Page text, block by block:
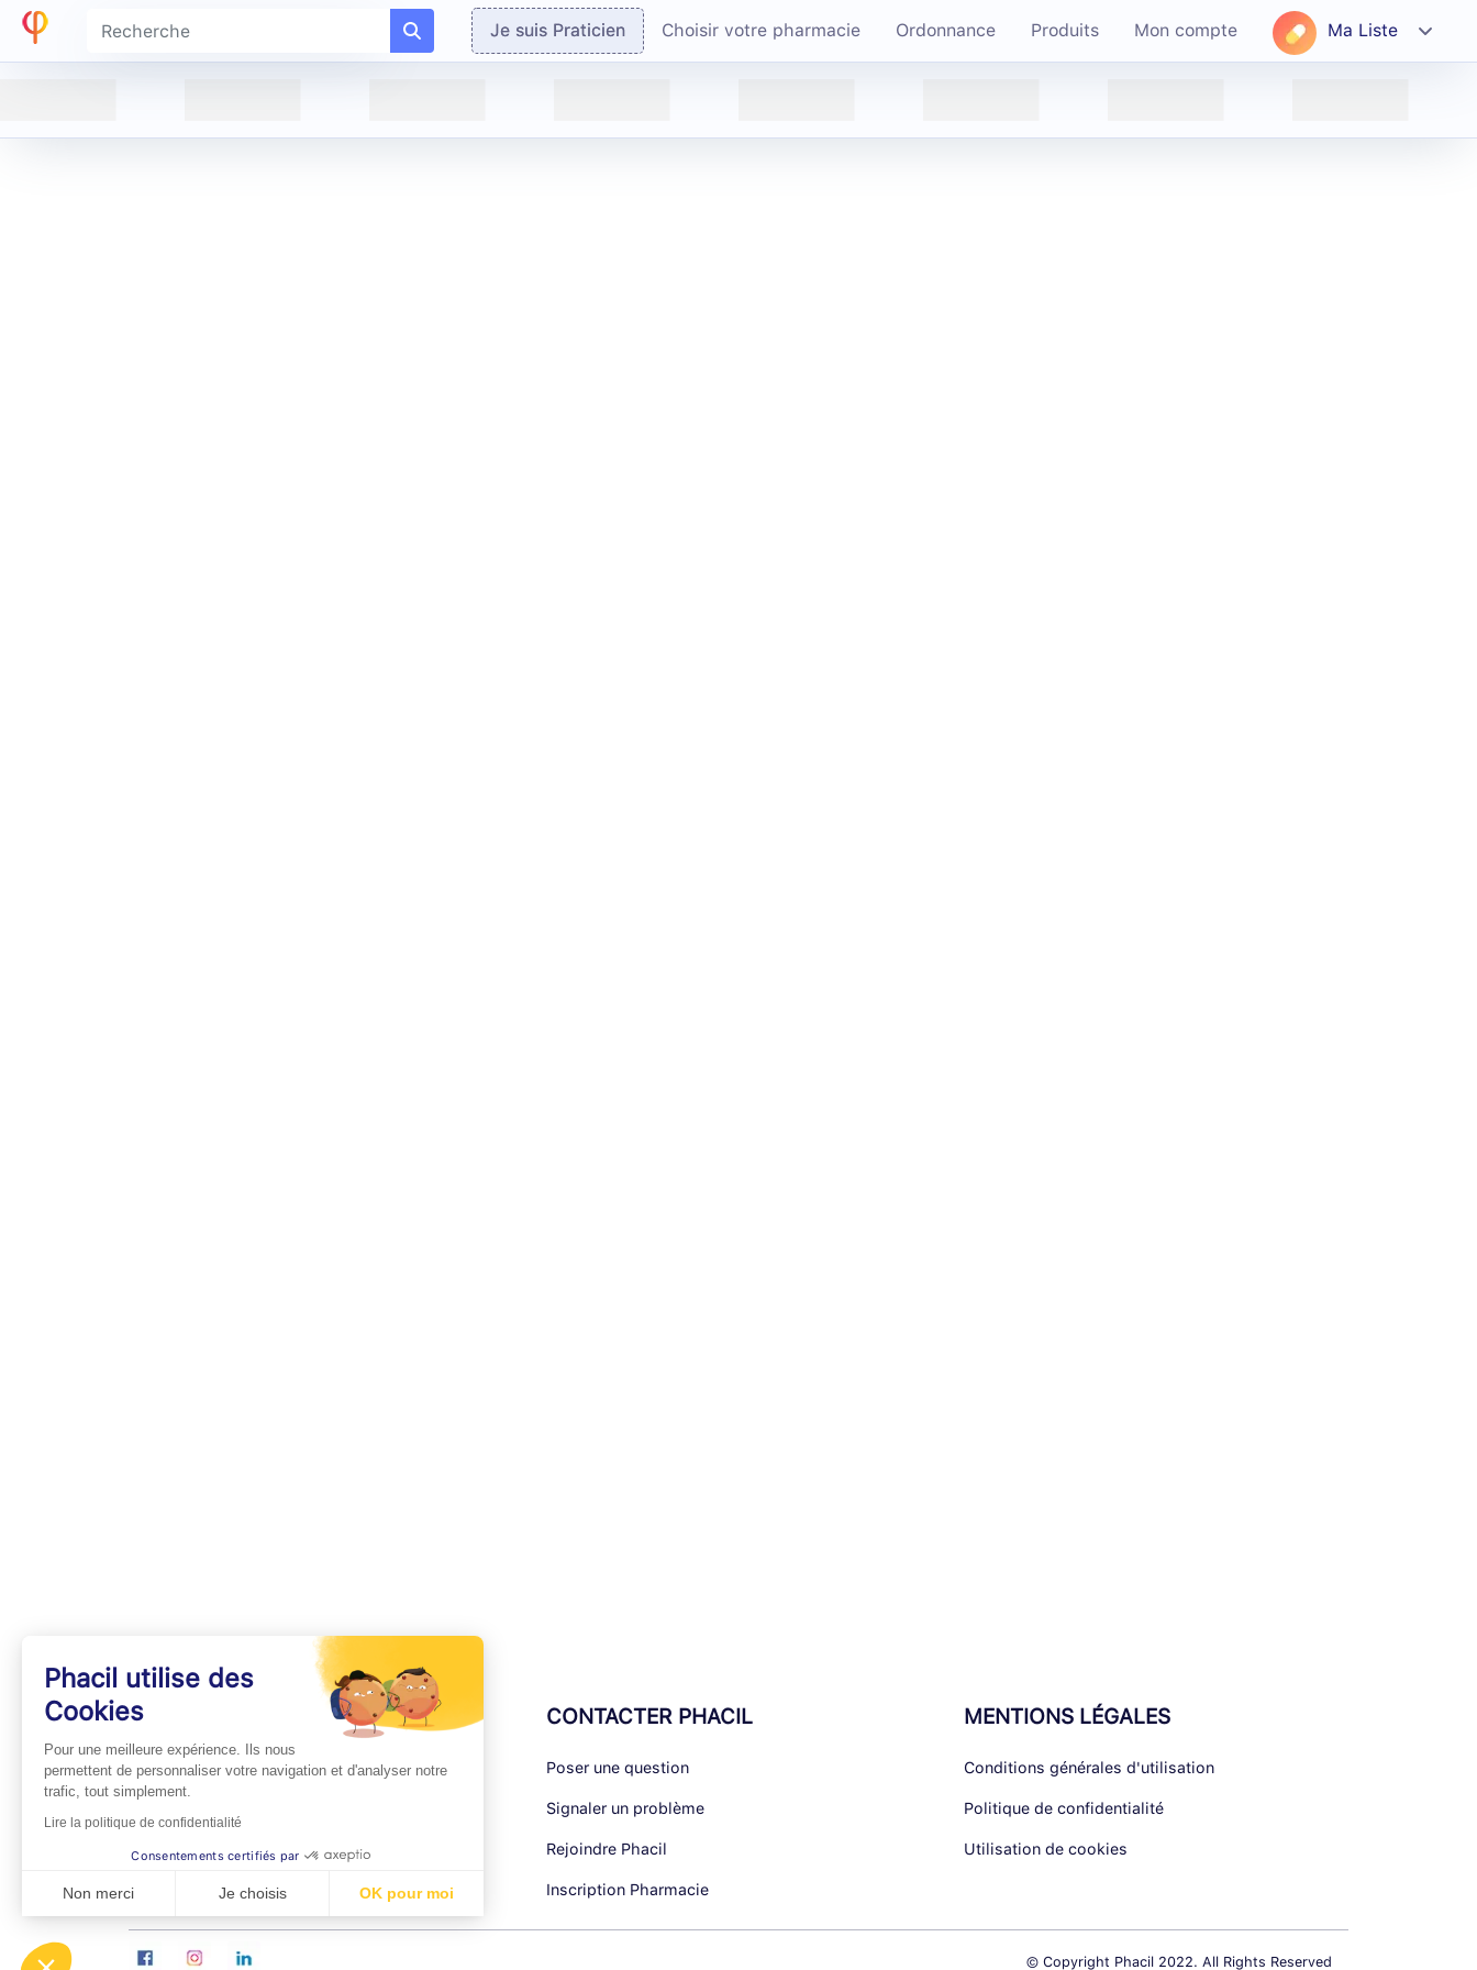
Je suis Praticien Choisir votre pharmacie Ordonnance Produits Mon compte Ma Liste
INFOS PRATIQUES
Professionnels de Santé
Espace Pharmaciens
Foire aux questions
CONTACTER PHACIL
Poser une question
Signaler un problème
Rejoindre Phacil
Inscription Pharmacie
MENTIONS LÉGALES
Conditions générales d'utilisation
Politique de confidentialité
Utilisation de cookies
© Copyright Phacil 2022. All Rights Reserved
Phacil utilise des
Cookies
Pour une meilleure expérience. Ils nous
permettent de personnaliser votre navigation et d'analyser notre
trafic, tout simplement.
Lire la politique de confidentialité
Consentements certifiés par
Non merci Je choisis OK pour moi
Axeptio consent
Plateforme de Gestion du Consentement : Personnalisez vos Options